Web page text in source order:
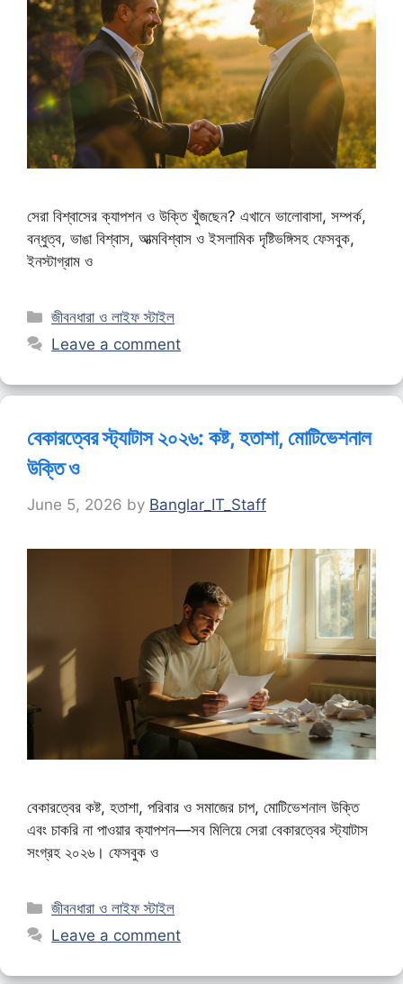
সেরা বিশ্বাসের ক্যাপশন ও উক্তি খুঁজছেন? এখানে ভালোবাসা, সম্পর্ক,
বন্ধুত্ব, ভাঙা বিশ্বাস, আত্মবিশ্বাস ও ইসলামিক দৃষ্টিভঙ্গিসহ ফেসবুক,
ইনস্টাগ্রাম ও
Categories
জীবনধারা ও লাইফ স্টাইল
Leave a comment
বেকারত্বের স্ট্যাটাস ২০২৬: কষ্ট, হতাশা, মোটিভেশনাল
উক্তি ও
June 5, 2026 by Banglar_IT_Staff
বেকারত্বের কষ্ট, হতাশা, পরিবার ও সমাজের চাপ, মোটিভেশনাল উক্তি
এবং চাকরি না পাওয়ার ক্যাপশন—সব মিলিয়ে সেরা বেকারত্বের স্ট্যাটাস
সংগ্রহ ২০২৬। ফেসবুক ও
Categories
জীবনধারা ও লাইফ স্টাইল
Leave a comment